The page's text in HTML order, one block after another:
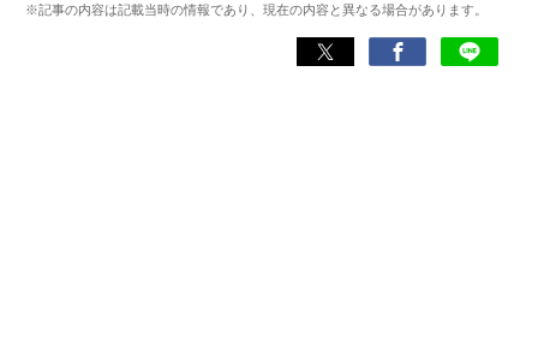
※記事の内容は記載当時の情報であり、現在の内容と異なる場合があります。